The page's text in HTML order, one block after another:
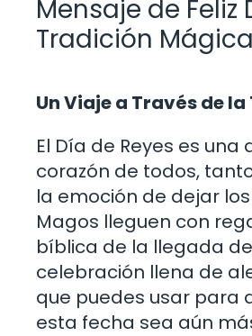
Mensaje de Feliz
Tradición Mágica
Un Viaje a Través de
El Día de Reyes es
corazón de todos,
la emoción de dejar
Magos lleguen con
bíblica de la llegada
celebración llena de
que puedes usar para
esta fecha sea aún